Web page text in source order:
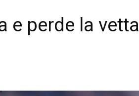
e perde la vetta